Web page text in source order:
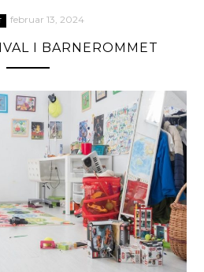
februar 13, 2024
I BARNEROMMET